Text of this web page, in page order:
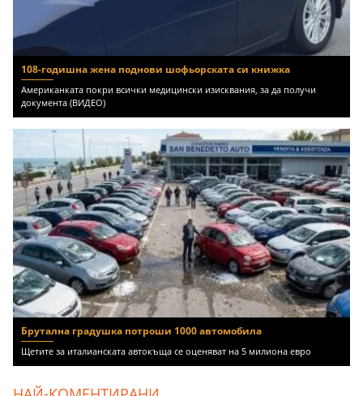
108-годишна жена поднови шофьорската си книжка
Американката покри всички медицински изисквания, за да получи
документа (ВИДЕО)
Брутална градушка потроши 1000 автомобила
Щетите за италианската автокъща се оценяват на 5 милиона евро